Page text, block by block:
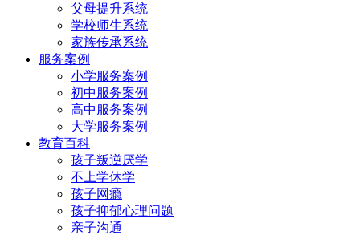
父母提升系统
学校师生系统
家族传承系统
服务案例
小学服务案例
初中服务案例
高中服务案例
大学服务案例
教育百科
孩子叛逆厌学
不上学休学
孩子网瘾
孩子抑郁心理问题
亲子沟通